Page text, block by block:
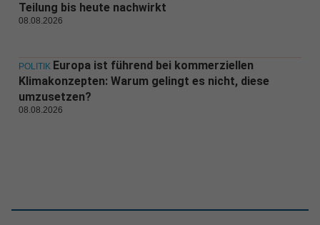
Teilung bis heute nachwirkt
08.08.2026
POLITIK Europa ist führend bei kommerziellen
Klimakonzepten: Warum gelingt es nicht, diese
umzusetzen?
08.08.2026